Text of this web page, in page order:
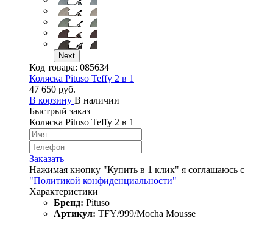
Next
Код товара: 085634
Коляска Pituso Teffy 2 в 1
47 650 руб.
В корзину В наличии
Быстрый заказ
Коляска Pituso Teffy 2 в 1
Заказать
Нажимая кнопку "Купить в 1 клик" я соглашаюсь с
"Политикой конфиденциальности"
Характеристики
Бренд: Pituso
Артикул: TFY/999/Mocha Mousse